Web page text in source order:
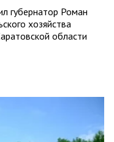
губернатор Роман
хозяйства
области